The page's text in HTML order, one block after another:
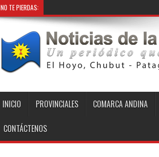
NO TE PIERDAS:
INICIO PROVINCIALES COMARCA ANDINA
CONTÁCTENOS